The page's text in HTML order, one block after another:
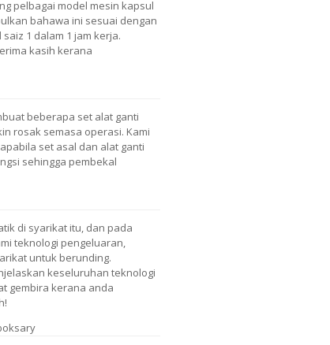
pelbagai model mesin kapsul
bahawa ini sesuai dengan
1 dalam 1 jam kerja.
kasih kerana
beberapa set alat ganti
rosak semasa operasi. Kami
set asal dan alat ganti
sehingga pembekal
di syarikat itu, dan pada
teknologi pengeluaran,
untuk berunding.
keseluruhan teknologi
gembira kerana anda